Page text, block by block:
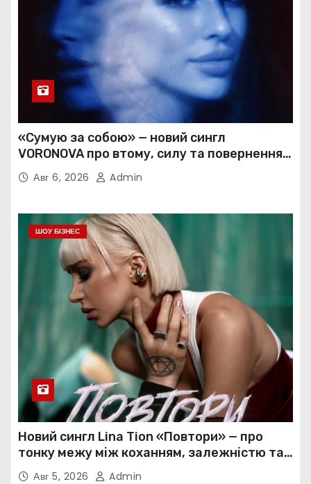
«Сумую за собою» — новий сингл
VORONOVA про втому, силу та повернення
до себе
Авг 6, 2026 Admin
ШОУ БІЗНЕС
Новий сингл Lina Tion «Повтори» — про
тонку межу між коханням, залежністю та
нав’язливою прив’язаністю
Авг 5, 2026 Admin